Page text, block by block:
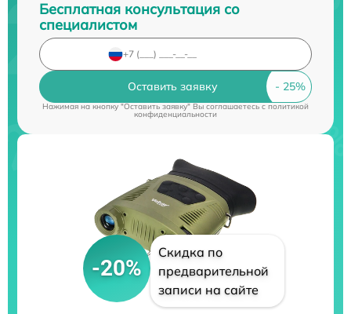
Бесплатная консультация со
специалистом
Оставить заявку
Нажимая на кнопку "Оставить заявку" Вы соглашаетесь cполитикой
конфиденциальности
-20%
Скидка по
предварительной
записи на сайте